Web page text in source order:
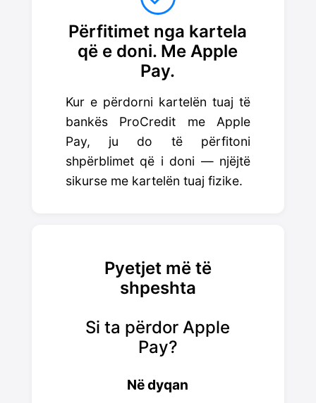
Përfitimet nga kartela
që e doni. Me Apple
Pay.
Kur e përdorni kartelën tuaj të
bankës ProCredit me Apple
Pay, ju do të përfitoni
shpërblimet që i doni — njëjtë
sikurse me kartelën tuaj fizike.
Pyetjet më të
shpeshta
Si ta përdor Apple
Pay?
Në dyqan